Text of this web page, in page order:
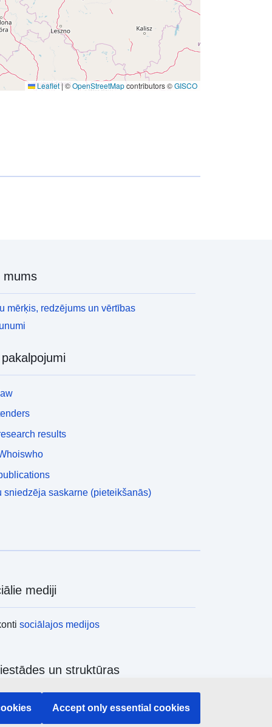
Leaflet|©OpenStreetMapcontributors ©GISCO
mums
mērķis, redzējums un vērtības
results
sniedzēja saskarne (pieteikšanās)
mediji
sociālajos medijos
un struktūras
visas ES iestādes un struktūras
Accept only essential cookies